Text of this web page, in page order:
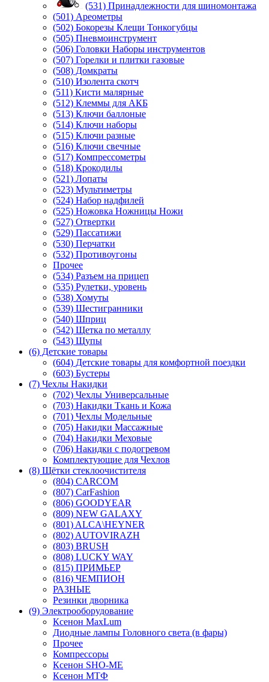
(531) Принадлежности для шиномонтажа
(501) Ареометры
(502) Бокорезы Клещи Тонкогубцы
(505) Пневмоинструмент
(506) Головки Наборы инструментов
(507) Горелки и плитки газовые
(508) Домкраты
(510) Изолента скотч
(511) Кисти малярные
(512) Клеммы для АКБ
(513) Ключи баллоные
(514) Ключи наборы
(515) Ключи разные
(516) Ключи свечные
(517) Компрессометры
(518) Крокодилы
(521) Лопаты
(523) Мультиметры
(524) Набор надфилей
(525) Ножовка Ножницы Ножи
(527) Отвертки
(529) Пассатижи
(530) Перчатки
(532) Противоугоны
Прочее
(534) Разъем на прицеп
(535) Рулетки, уровень
(538) Хомуты
(539) Шестигранники
(540) Шприц
(542) Щетка по металлу
(543) Щупы
(6) Детские товары
(604) Детские товары для комфортной поездки
(603) Бустеры
(7) Чехлы Накидки
(702) Чехлы Универсальные
(703) Накидки Ткань и Кожа
(701) Чехлы Модельные
(705) Накидки Массажные
(704) Накидки Меховые
(706) Накидки с подогревом
Комплектующие для Чехлов
(8) Щётки стеклоочистителя
(804) CARCOM
(807) CarFashion
(806) GOODYEAR
(809) NEW GALAXY
(801) ALCA\HEYNER
(802) AUTOVIRAZH
(803) BRUSH
(808) LUCKY WAY
(815) ПРИМЬЕР
(816) ЧЕМПИОН
РАЗНЫЕ
Резинки дворника
(9) Электрооборудование
Ксенон MaxLum
Диодные лампы Головного света (в фары)
Прочее
Компрессоры
Ксенон SHO-ME
Ксенон МТФ